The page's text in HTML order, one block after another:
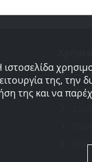
Οι
ιστοσελίδα
της, την
της και να